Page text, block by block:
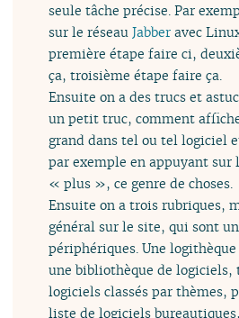
seule tâche précise. Par
sur le réseauJabber avec
première étape faire ci,
ça, troisième étape faire ça.
Ensuite on a des trucs et
un petit truc, comment
grand dans tel ou tel logiciel
par exemple en appuyant sur
« plus », ce genre de choses.
Ensuite on a trois rubriques,
général sur le site, qui sont
périphériques. Une
une bibliothèque de logiciels,
logiciels classés par thèmes,
liste de logiciels